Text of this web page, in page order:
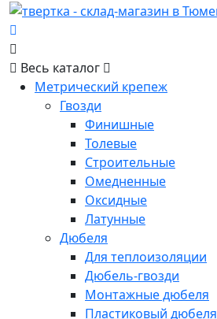
Весь каталог
Метрический крепеж
Гвозди
Финишные
Толевые
Строительные
Омедненные
Оксидные
Латунные
Дюбеля
Для теплоизоляции
Дюбель-гвозди
Монтажные дюбеля
Пластиковый дюбеля